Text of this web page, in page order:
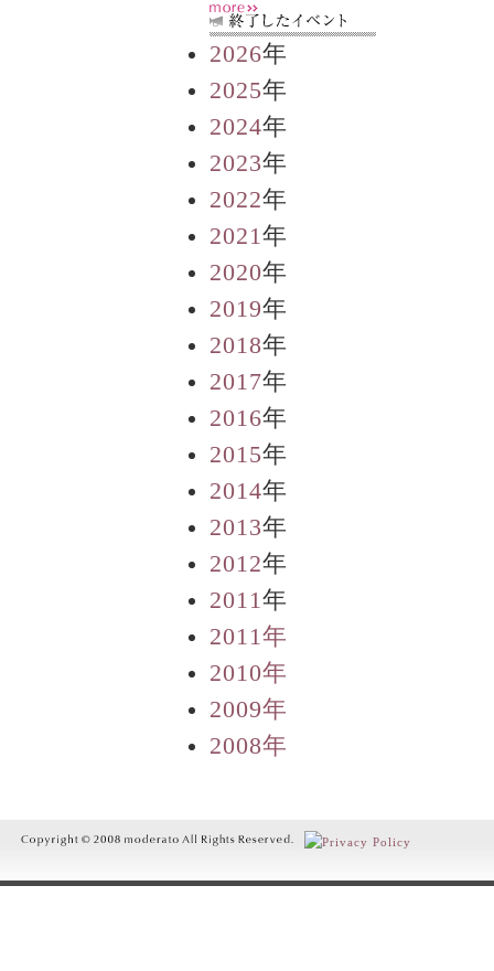
2026年
2025年
2024年
2023年
2022年
2021年
2020年
2019年
2018年
2017年
2016年
2015年
2014年
2013年
2012年
2011年
2011年
2010年
2009年
2008年